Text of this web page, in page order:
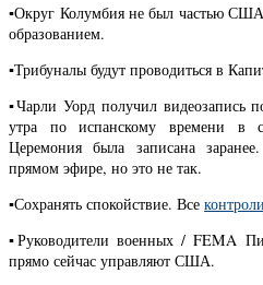
▪️Округ Колумбия не был частью
образованием.
▪️Трибуналы будут проводиться в
▪️Чарли Уорд получил видеозапись
утра по испанскому времени в
Церемония была записана
прямом эфире, но это не так.
▪️Сохранять спокойствие. Все
▪️Руководители военных / FEMA
прямо сейчас управляют США.